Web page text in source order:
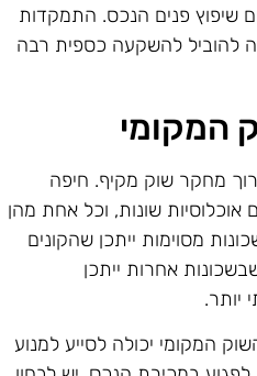
שיפוץ פנים הנכס. התמקדות
להוביל להשקעה כספית רבה
המקומי
מחקר שוק מקיף. חיפה
שונות, וכל אחת מהן
מסוימות ייתכן שהקונים
אחרות ייתכן
המקומי יכולה לסייע למנוע